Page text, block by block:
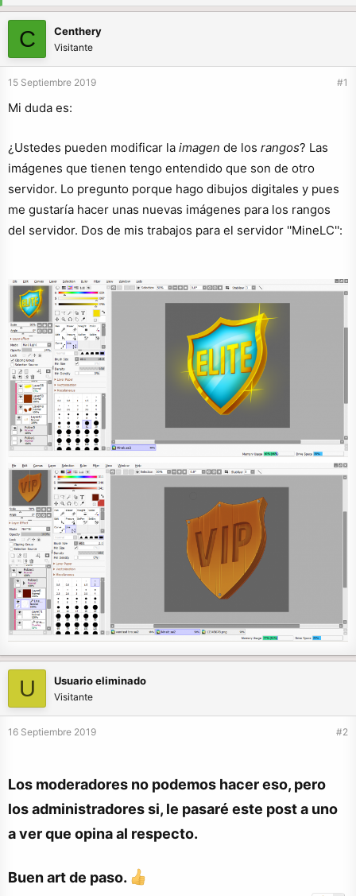
r
a
e
i
n
i
C Centhery
Visitante
15 Septiembre 2019 #1
Mi duda es:
¿Ustedes pueden modificar la imagen de los rangos? Las
imágenes que tienen tengo entendido que son de otro
servidor. Lo pregunto porque hago dibujos digitales y pues
me gustaría hacer unas nuevas imágenes para los rangos
del servidor. Dos de mis trabajos para el servidor ''MineLC'':
U Usuario eliminado
Visitante
16 Septiembre 2019 #2
Los moderadores no podemos hacer eso, pero
los administradores si, le pasaré este post a uno
a ver que opina al respecto.
Buen art de paso.